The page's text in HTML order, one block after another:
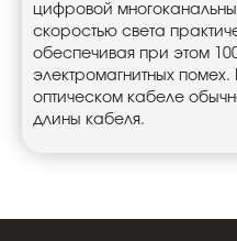
цифровой
скоростью света
обеспечивая при этом
электромагнитных
оптическом кабеле
длины кабеля.